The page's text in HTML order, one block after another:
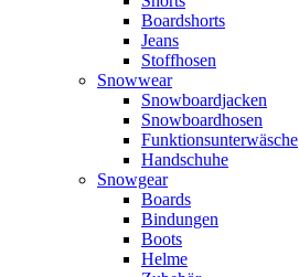
Boardshorts
Jeans
Stoffhosen
Snowwear
Snowboardjacken
Snowboardhosen
Funktionsunterwäsche
Handschuhe
Snowgear
Boards
Bindungen
Boots
Helme